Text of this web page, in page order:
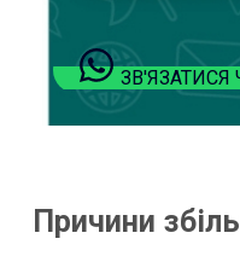
ЗВ'ЯЗАТИСЯ
Причини